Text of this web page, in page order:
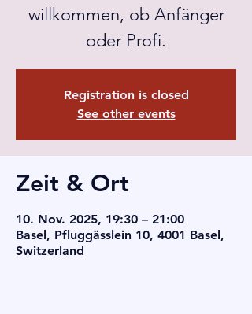
willkommen, ob Anfänger
oder Profi.
Registration is closed
See other events
Zeit & Ort
10. Nov. 2025, 19:30 – 21:00
Basel, Pfluggässlein 10, 4001 Basel,
Switzerland